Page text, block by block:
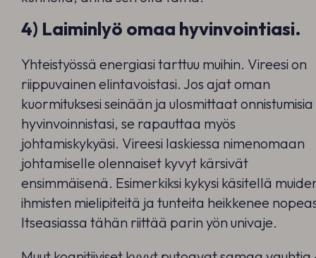
4) Laiminlyö omaa hyvinvointiasi.
Yhteistyössä energiasi tarttuu muihin. Vireesi on
riippuvainen elintavoistasi. Jos ajat oman
kuormituksesi seinään ja ulosmittaat onnistumisia
hyvinvoinnistasi, se rapauttaa myös
johtamiskykyäsi. Vireesi laskiessa nimenomaan
johtamiselle olennaiset kyvyt kärsivät
ensimmäisenä. Esimerkiksi kykysi käsitellä
ihmisten mielipiteitä ja tunteita heikkenee
Itseasiassa tähän riittää parin yön univaje.